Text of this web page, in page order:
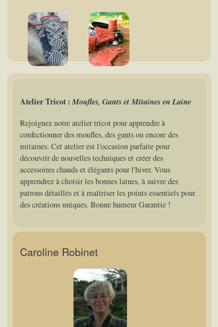
Atelier Tricot :Moufles, Gants et Mitaines en Laine
Rejoignez notre atelier tricot pour apprendre à
confectionner des moufles, des gants ou encore des
mitaines. Cet atelier est l'occasion parfaite pour
découvrir de nouvelles techniques et créer des
accessoires chauds et élégants pour l'hiver. Vous
apprendrez à choisir les bonnes laines, à suivre des
patrons détaillés et à maîtriser les points essentiels pour
des créations uniques. Bonne humeur Garantie !
Caroline Robinet